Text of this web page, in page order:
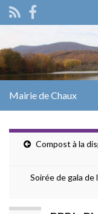
Mairie de Chaux
Compost à la
Soirée de gala de